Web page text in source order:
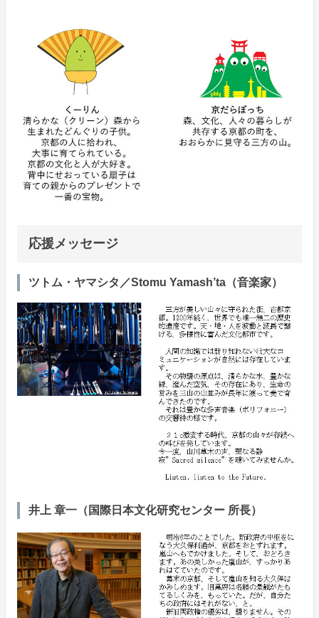
応援メッセージ
ツトム・ヤマシタ／Stomu Yamash’ta（音楽家）
井上 章一（国際日本文化研究センター 所長）